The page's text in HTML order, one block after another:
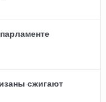
сжигают